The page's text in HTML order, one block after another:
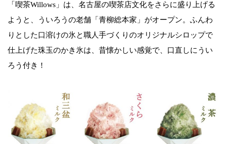
「喫茶Willows」は、名古屋の喫茶店文化をさらに盛り上げる
ようと、ういろうの老舗「青柳総本家」がオープン。ふんわ
りとした口溶けの氷と職人手づくりのオリジナルシロップで
仕上げた珠玉のかき氷は、昔懐かしい感覚で、口直しにうい
ろう付き！